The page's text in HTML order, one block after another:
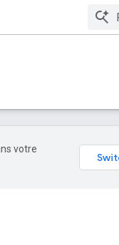
votre